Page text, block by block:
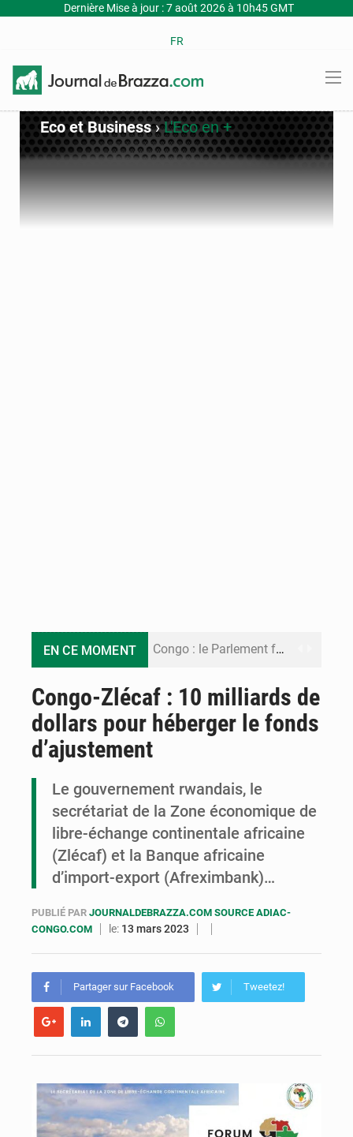
Dernière Mise à jour : 7 août 2026 à 10h45 GMT
FR
Eco et Business›L'Eco en +
EN CE MOMENT Congo : le Parlement formule 28 recommandations sur le Cadre budgétaire 2027-2029
Congo : Brazzaville se dote d’un plan d’action pour renforcer sa résilience climatique
Congo : la Grande foire agricole pour renforcer la souveraineté alimentaire
Congo-Zlécaf : 10 milliards de
dollars pour héberger le fonds
d’ajustement
Le gouvernement rwandais, le
secrétariat de la Zone économique de
libre-échange continentale africaine
(Zlécaf) et la Banque africaine
d’import-export (Afreximbank)…
PUBLIÉ PAR JOURNALDEBRAZZA.COM SOURCE ADIAC-
CONGO.COM
le: 13 mars 2023
Partager sur Facebook Tweetez!